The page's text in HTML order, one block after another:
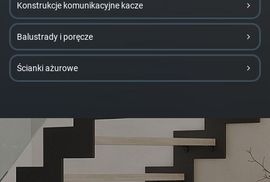
Konstrukcje komunikacyjne kacze
Balustrady i poręcze
Ścianki ażurowe